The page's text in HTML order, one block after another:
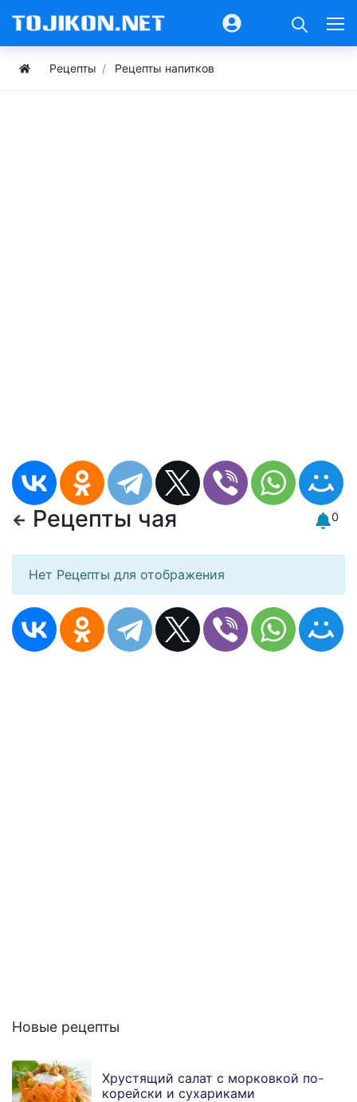
Рецепты Рецепты напитков
Рецепты чая 0
Нет Рецепты для отображения
Новые рецепты
Хрустящий салат с морковкой по-
корейски и сухариками